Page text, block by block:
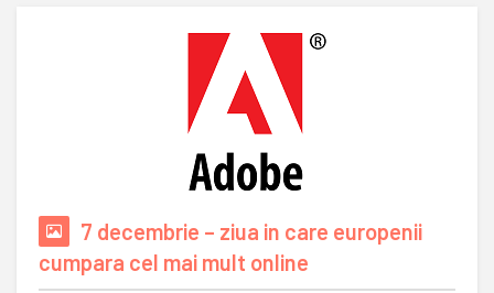
7 decembrie – ziua in care europenii
cumpara cel mai mult online